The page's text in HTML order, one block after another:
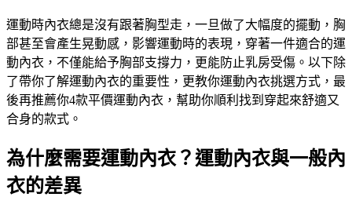
運動時內衣總是沒有跟著胸型走，一旦做了大幅度的擺動，胸
部甚至會產生晃動感，影響運動時的表現，穿著一件適合的運
動內衣，不僅能給予胸部支撐力，更能防止乳房受傷。以下除
了帶你了解運動內衣的重要性，更教你運動內衣挑選方式，最
後再推薦你4款平價運動內衣，幫助你順利找到穿起來舒適又
合身的款式。
為什麼需要運動內衣？運動內衣與一般內
衣的差異